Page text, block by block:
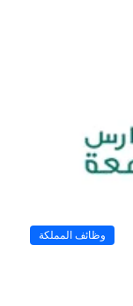
وظائف المملكة